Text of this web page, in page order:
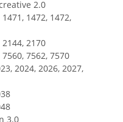
2.0
1472, 1472,
2170
7562, 7570
2024, 2026, 2027,
3.0